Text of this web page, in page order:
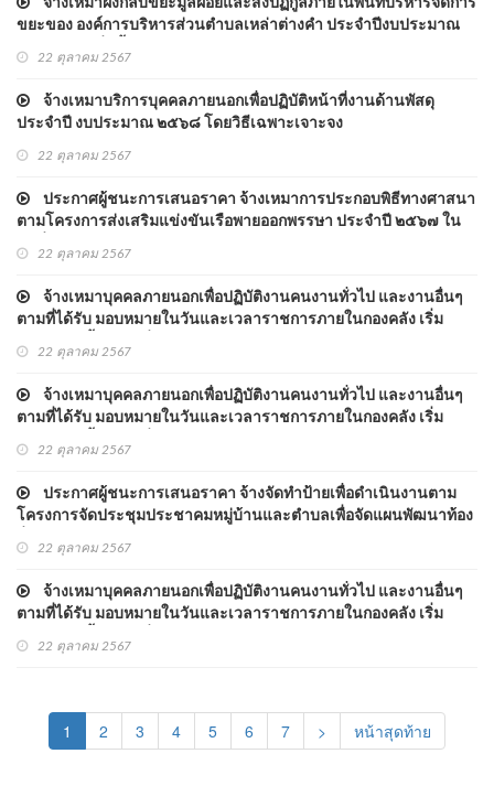
จ้างเหมาฝังกลบขยะมูลฝอยและสิ่งปฏิกูลภายในพื้นที่บริหารจัดการ
ขยะของ องค์การบริหารส่วนตำบลเหล่าต่างคำ ประจำปีงบประมาณ
จำนวน ๑๒ เดือน โดยวิธีเฉพาะเจาะจง
22 ตุลาคม 2567
จ้างเหมาบริการบุคคลภายนอกเพื่อปฏิบัติหน้าที่งานด้านพัสดุ
ประจำปี งบประมาณ ๒๕๖๘ โดยวิธีเฉพาะเจาะจง
22 ตุลาคม 2567
ประกาศผู้ชนะการเสนอราคา จ้างเหมาการประกอบพิธีทางศาสนา
ตามโครงการส่งเสริมแข่งขันเรือพายออกพรรษา ประจำปี ๒๕๖๗ ใน
22 ตุลาคม 2567
จ้างเหมาบุคคลภายนอกเพื่อปฏิบัติงานคนงานทั่วไป และงานอื่นๆ
ตามที่ได้รับ มอบหมายในวันและเวลาราชการภายในกองคลัง เริ่ม
22 ตุลาคม 2567
จ้างเหมาบุคคลภายนอกเพื่อปฏิบัติงานคนงานทั่วไป และงานอื่นๆ
ตามที่ได้รับ มอบหมายในวันและเวลาราชการภายในกองคลัง เริ่ม
22 ตุลาคม 2567
ประกาศผู้ชนะการเสนอราคา จ้างจัดทำป้ายเพื่อดำเนินงานตาม
โครงการจัดประชุมประชาคมหมู่บ้านและตำบลเพื่อจัดแผนพัฒนาท้อง
22 ตุลาคม 2567
จ้างเหมาบุคคลภายนอกเพื่อปฏิบัติงานคนงานทั่วไป และงานอื่นๆ
ตามที่ได้รับ มอบหมายในวันและเวลาราชการภายในกองคลัง เริ่ม
22 ตุลาคม 2567
1 (current)
2 3 4 5 6 7 > หน้าสุดท้าย